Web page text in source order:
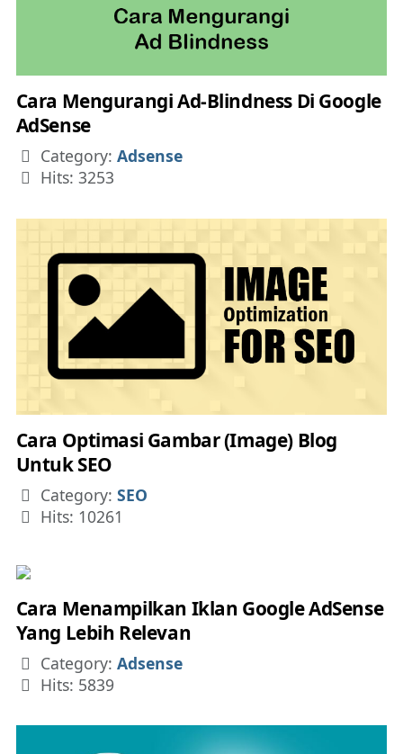
Cara Mengurangi Ad-Blindness Di Google
AdSense
Details
Category: Adsense
Hits: 3253
Cara Optimasi Gambar (Image) Blog
Untuk SEO
Details
Category: SEO
Hits: 10261
Cara Menampilkan Iklan Google AdSense
Yang Lebih Relevan
Details
Category: Adsense
Hits: 5839